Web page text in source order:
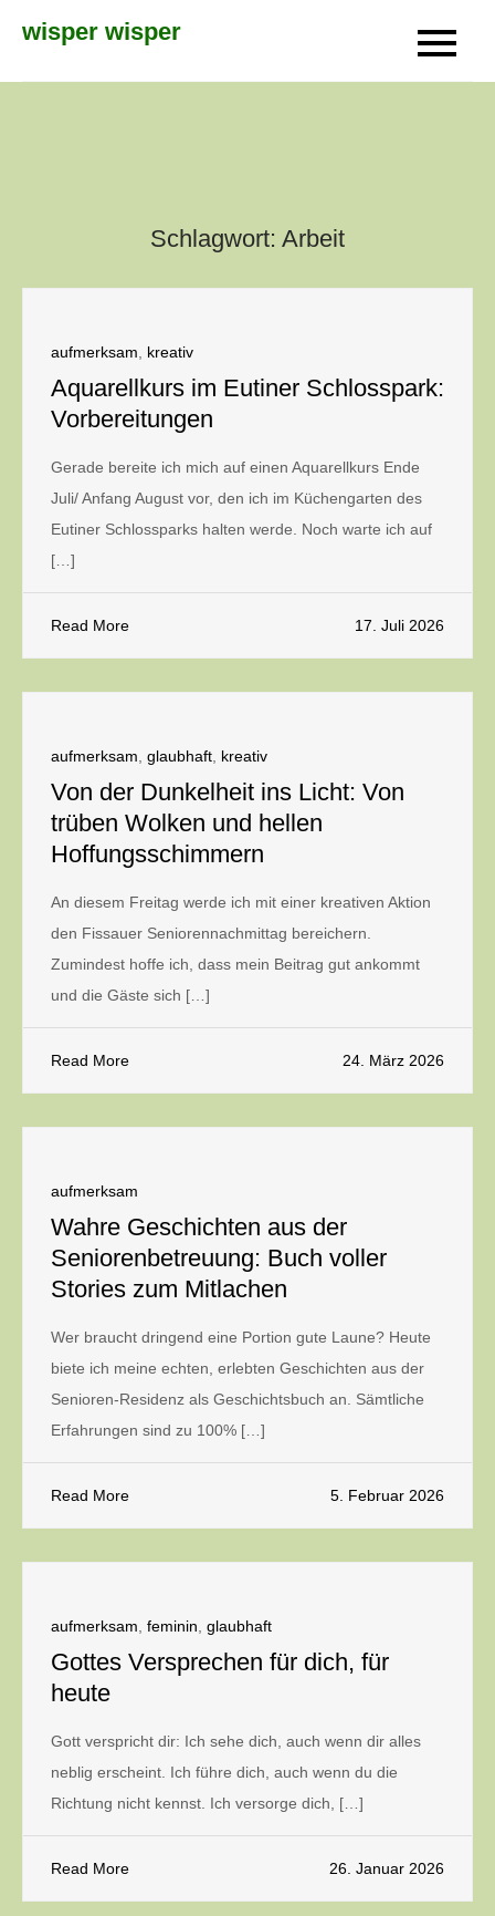
wisper wisper
Schlagwort: Arbeit
aufmerksam kreativ
Aquarellkurs im Eutiner Schlosspark:
Vorbereitungen
Gerade bereite ich mich auf einen Aquarellkurs Ende
Juli/ Anfang August vor, den ich im Küchengarten des
Eutiner Schlossparks halten werde. Noch warte ich auf
[…]
Read More 17. Juli 2026
aufmerksam glaubhaft kreativ
Von der Dunkelheit ins Licht: Von
trüben Wolken und hellen
Hoffungsschimmern
An diesem Freitag werde ich mit einer kreativen Aktion
den Fissauer Seniorennachmittag bereichern.
Zumindest hoffe ich, dass mein Beitrag gut ankommt
und die Gäste sich […]
Read More 24. März 2026
aufmerksam
Wahre Geschichten aus der
Seniorenbetreuung: Buch voller
Stories zum Mitlachen
Wer braucht dringend eine Portion gute Laune? Heute
biete ich meine echten, erlebten Geschichten aus der
Senioren-Residenz als Geschichtsbuch an. Sämtliche
Erfahrungen sind zu 100% […]
Read More 5. Februar 2026
aufmerksam feminin glaubhaft
Gottes Versprechen für dich, für
heute
Gott verspricht dir: Ich sehe dich, auch wenn dir alles
neblig erscheint. Ich führe dich, auch wenn du die
Richtung nicht kennst. Ich versorge dich, […]
Read More 26. Januar 2026